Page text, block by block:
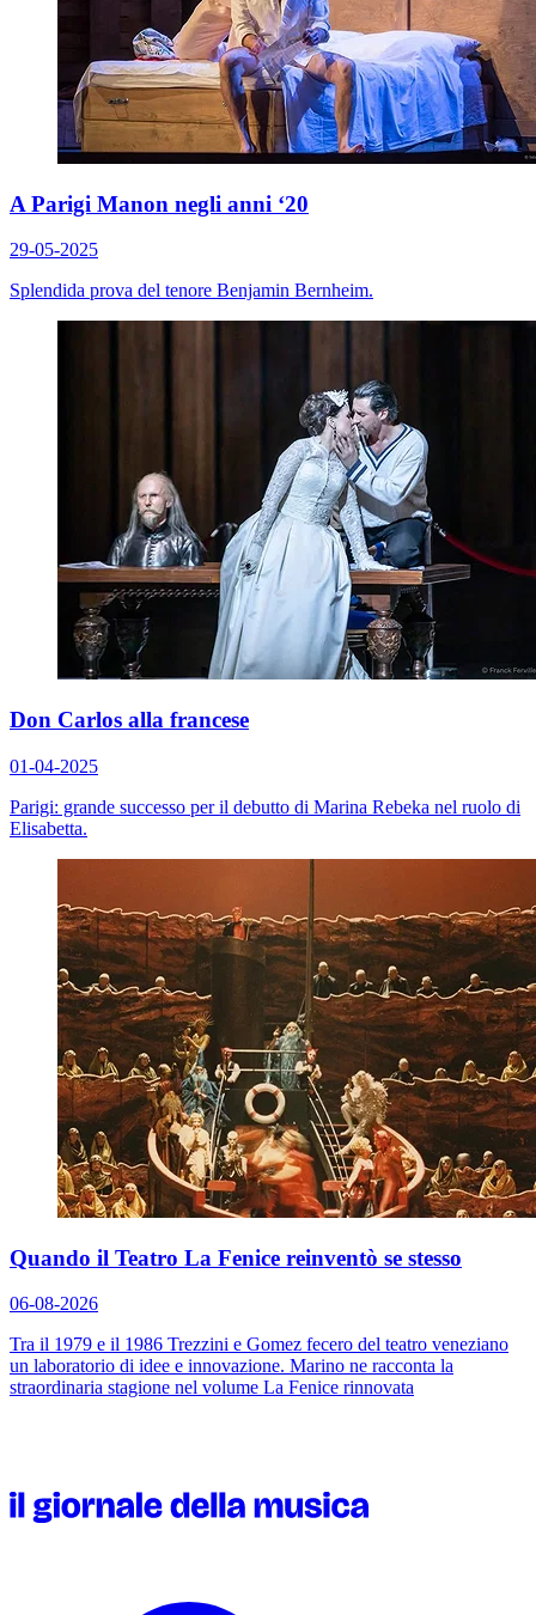
A Parigi Manon negli anni ‘20
29-05-2025
Splendida prova del tenore Benjamin Bernheim.
Don Carlos alla francese
01-04-2025
Parigi: grande successo per il debutto di Marina Rebeka nel ruolo di
Elisabetta.
Quando il Teatro La Fenice reinventò se stesso
06-08-2026
Tra il 1979 e il 1986 Trezzini e Gomez fecero del teatro veneziano
un laboratorio di idee e innovazione. Marino ne racconta la
straordinaria stagione nel volume La Fenice rinnovata